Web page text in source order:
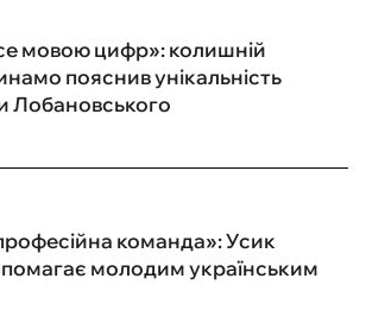
мовою цифр»: колишній
пояснив унікальність
Лобановського
команда»: Усик
молодим українським